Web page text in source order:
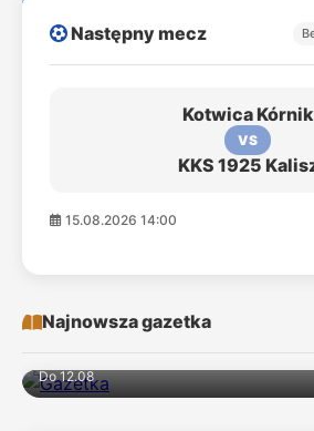
Następny mecz
Kotwica Kórnik
VS
KKS 1925
15.08.2026 14:00
Najnowsza gazetka
Do 12.08